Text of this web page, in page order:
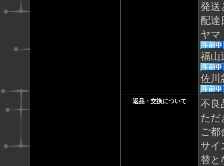
発送
配達
ヤマ
福山
佐川
返品・交換について
不良
ただ
ご都
サイ
替と